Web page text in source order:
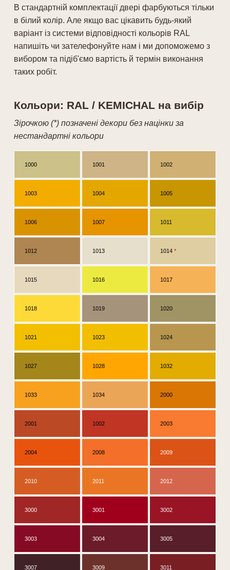
В стандартній комплектації двері фарбуються тільки
в білий колір. Але якщо вас цікавить будь-який
варіант із системи відповідності кольорів RAL
напишіть чи зателефонуйте нам і ми допоможемо з
вибором та підіб'ємо вартість й термін виконання
таких робіт.
Кольори: RAL / KEMICHAL на вибір
Зірочкою (*) позначені декори без націнки за
нестандартні кольори
1000 1001 1002
1003 1004 1005
1006 1007 1011
1012 1013 1014*
1015 1016 1017
1018 1019 1020
1021 1023 1024
1027 1028 1032
1033 1034 2000
2001 1002 2003
2004 2008 2009
2010 2011 2012
3000 3001 3002
3003 3004 3005
3007 3009 3011